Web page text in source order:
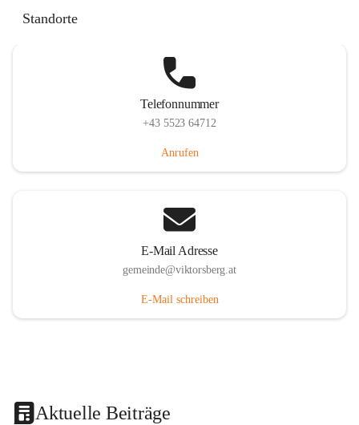
Standorte
Telefonnummer
+43 5523 64712
Anrufen
E-Mail Adresse
gemeinde@viktorsberg.at
E-Mail schreiben
Aktuelle Beiträge